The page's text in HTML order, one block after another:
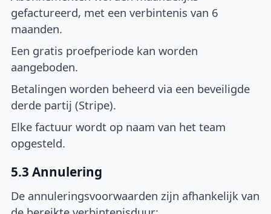
gefactureerd, met een verbintenis van 6
maanden.
Een gratis proefperiode kan worden
aangeboden.
Betalingen worden beheerd via een beveiligde
derde partij (Stripe).
Elke factuur wordt op naam van het team
opgesteld.
5.3 Annulering
De annuleringsvoorwaarden zijn afhankelijk van